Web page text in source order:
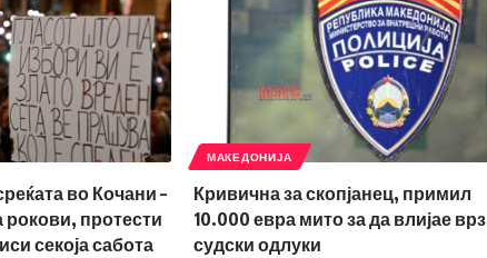
во Кочани –
рокови, протести
секоја сабота
МАКЕДОНИЈА
Кривична за скопјанец, примил
10.000 евра мито за да влијае врз
судски одлуки